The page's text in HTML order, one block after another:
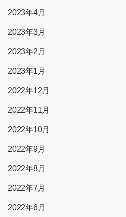
2023年4月
2023年3月
2023年2月
2023年1月
2022年12月
2022年11月
2022年10月
2022年9月
2022年8月
2022年7月
2022年6月